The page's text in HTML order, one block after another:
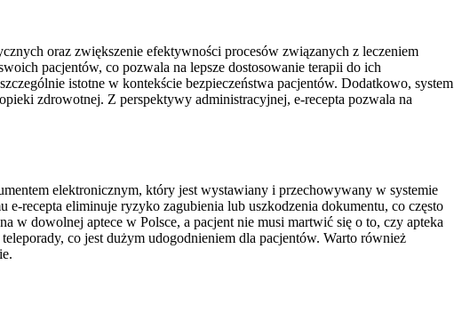
oraz zwiększenie efektywności procesów związanych z leczeniem
pacjentów, co pozwala na lepsze dostosowanie terapii do ich
istotne w kontekście bezpieczeństwa pacjentów. Dodatkowo, system
zdrowotnej. Z perspektywy administracyjnej, e-recepta pozwala na
elektronicznym, który jest wystawiany i przechowywany w systemie
recepta eliminuje ryzyko zagubienia lub uszkodzenia dokumentu, co często
w dowolnej aptece w Polsce, a pacjent nie musi martwić się o to, czy apteka
co jest dużym udogodnieniem dla pacjentów. Warto również